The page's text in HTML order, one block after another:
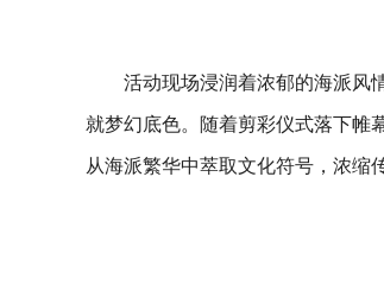
活动现场浸润着浓郁的海派风
就梦幻底色。随着剪彩仪式落下
从海派繁华中萃取文化符号，浓缩